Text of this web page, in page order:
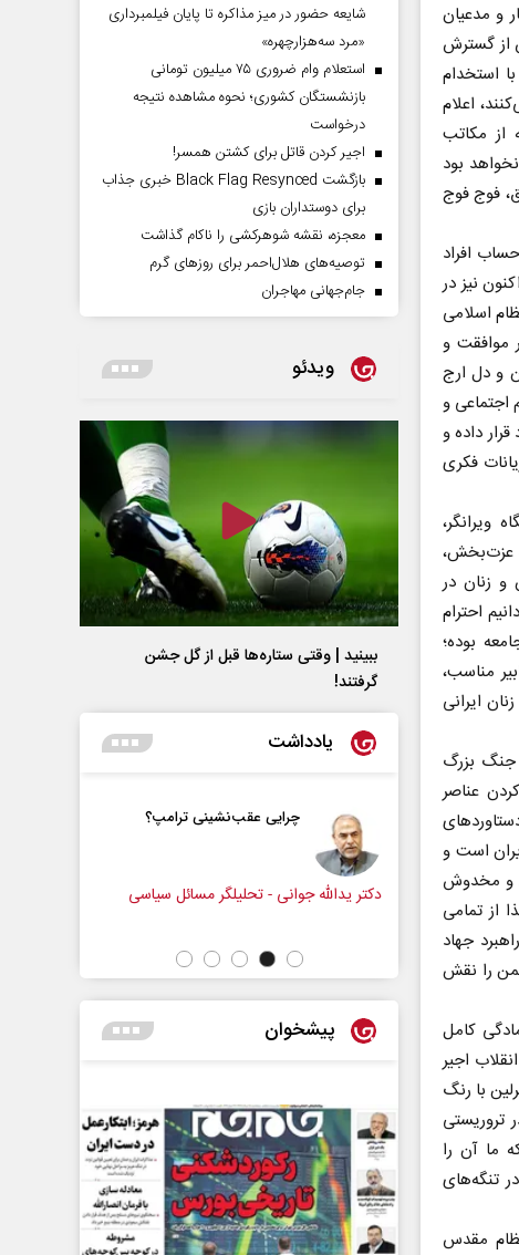
و مدعیان
از گسترش
استخدام
اعلام
از مکاتب
بود
فوج فوج
افراد
نیز در
اسلامی
موافقت و
و دل ارج
اجتماعی و
داده و
فکری
ویرانگر،
عزت‌بخش،
و زنان در
احترام
بوده؛
مناسب،
ایرانی
جنگ بزرگ
عناصر
است و
و مخدوش
از تمامی
جهاد
را نقش
کامل
اجیر
با رنگ
تروریستی
ما آن را
تنگه‌های
مقدس
شایعه حضور در میز مذاکره تا پایان فیلمبرداری
«مرد سه‌هزارچهره»
استعلام وام ضروری ۷۵ میلیون تومانی
بازنشستگان کشوری؛ نحوه مشاهده نتیجه
درخواست
اجیر کردن قاتل برای کشتن همسر!
بازگشت Black Flag Resynced خبری جذاب
برای دوستداران بازی
معجزه، نقشه شوهرکشی را ناکام گذاشت
توصیه‌های هلال‌احمر برای روز‌های گرم
جام‌جهانی مهاجران
ویدئو
ببینید | وقتی ستاره‌ها قبل از گل جشن
گرفتند!
یادداشت
و دو زندگی چرایی عقب‌نشینی ترامپ؟
دکتر یدالله جوانی - تحلیلگر مسائل سیاسی
پیشخوان